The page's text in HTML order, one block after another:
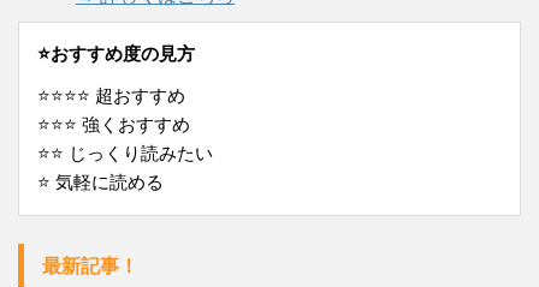
⭐️おすすめ度の見方
⭐️⭐️⭐️⭐️ 超おすすめ
⭐️⭐️⭐️ 強くおすすめ
⭐️⭐️ じっくり読みたい
⭐️ 気軽に読める
最新記事！